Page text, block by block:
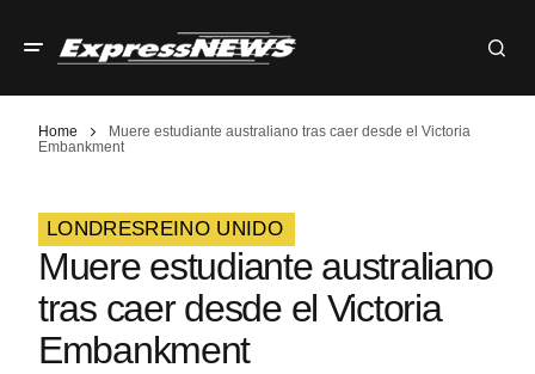
Home
Muere estudiante australiano tras caer desde el Victoria
Embankment
LONDRESREINO UNIDO
Muere estudiante australiano
tras caer desde el Victoria
Embankment